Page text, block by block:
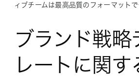
ィブチームは最高品質のフォーマットで
ブランド戦略
レートに関す